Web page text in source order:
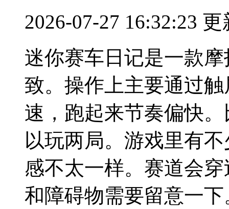
2026-07-27 16:32:23 更
迷你赛车日记是一款
致。操作上主要通过
速，跑起来节奏偏快
以玩两局。游戏里有
感不太一样。赛道会
和障碍物需要留意一下